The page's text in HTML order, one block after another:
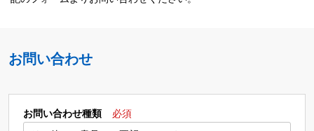
お問い合わせ
お問い合わせ種類 必須